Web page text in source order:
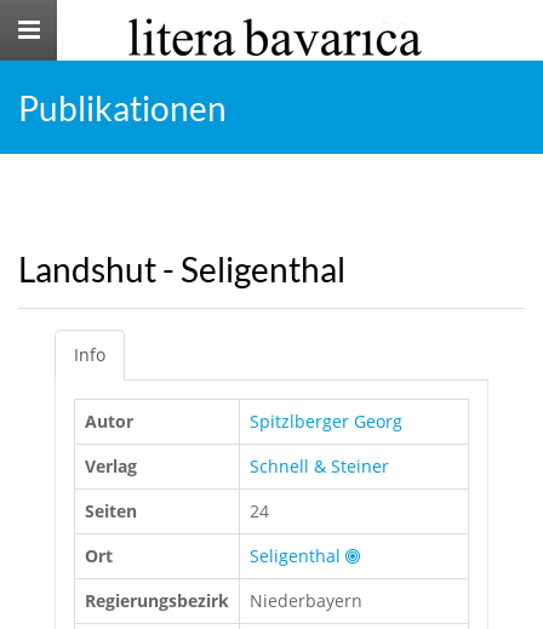
Toggle
Publikationen
Landshut - Seligenthal
Info
Autor
Spitzlberger Georg
Verlag
Schnell & Steiner
Seiten
24
Ort
Seligenthal
Regierungsbezirk
Niederbayern